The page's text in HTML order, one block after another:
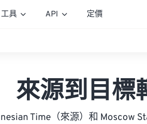
工具 API 定價
來源到目標
Time（來源）和 Moscow